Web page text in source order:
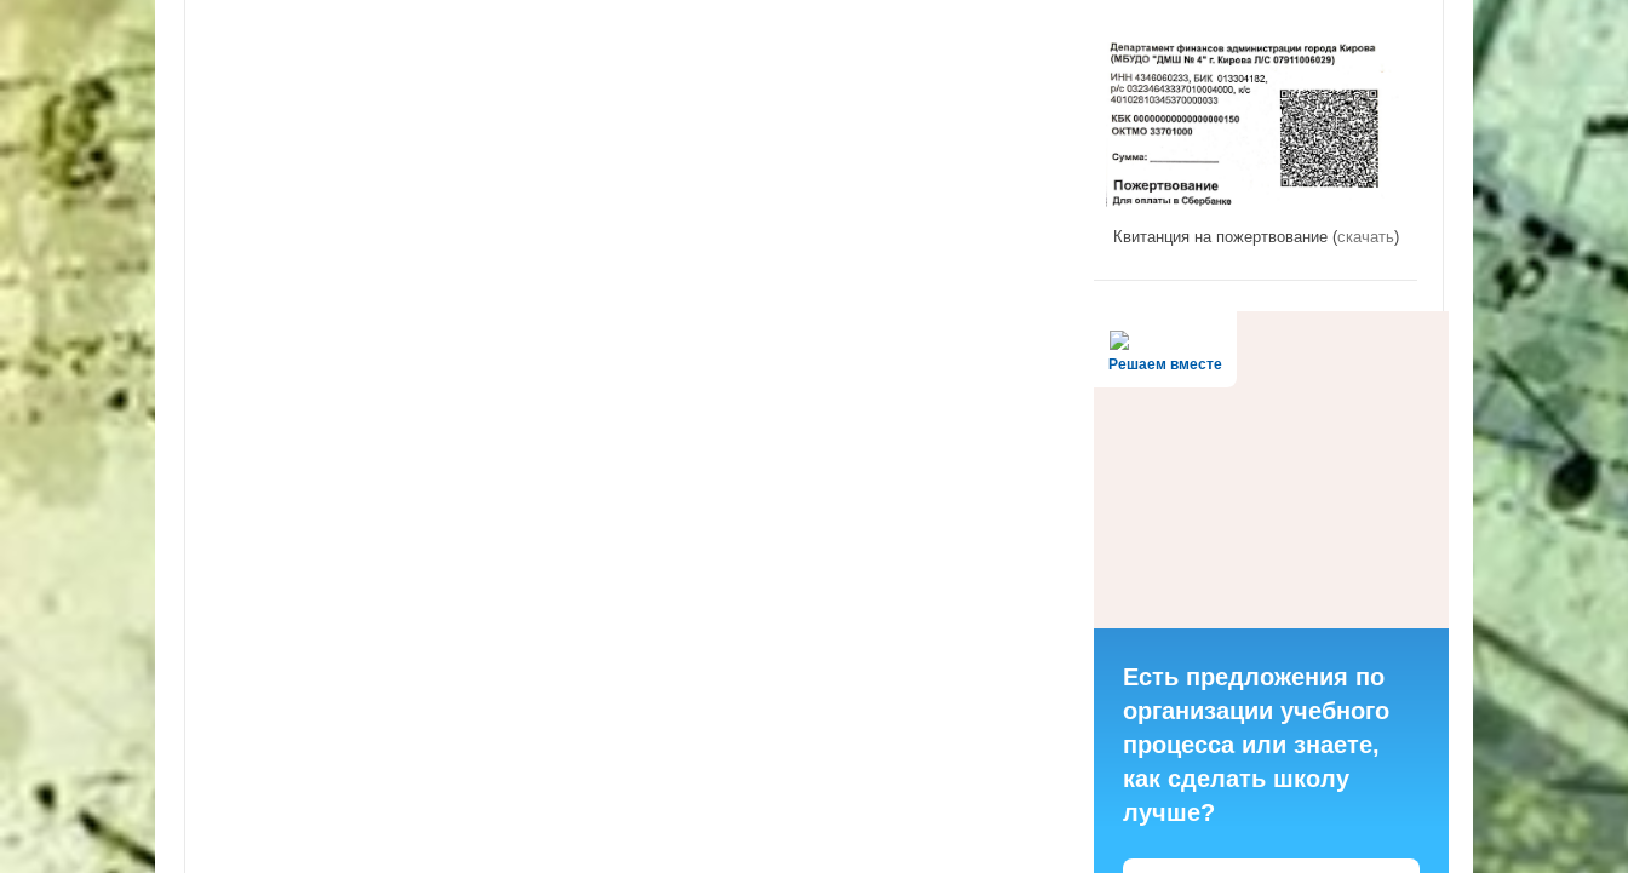
Квитанция на пожертвование (скачать)
Решаем вместе
Есть предложения по
организации учебного
процесса или знаете,
как сделать школу
лучше?